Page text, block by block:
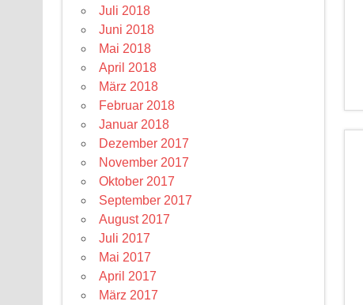
Juli 2018
Juni 2018
Mai 2018
April 2018
März 2018
Februar 2018
Januar 2018
Dezember 2017
November 2017
Oktober 2017
September 2017
August 2017
Juli 2017
Mai 2017
April 2017
März 2017